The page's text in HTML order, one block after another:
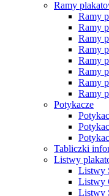
Ramy
Ramy
Ramy
Ramy
Ramy
Ramy
Ramy
Ramy
Ramy
Potykacze
Tabliczki
Listwy
Listwy
Listwy
Listwy